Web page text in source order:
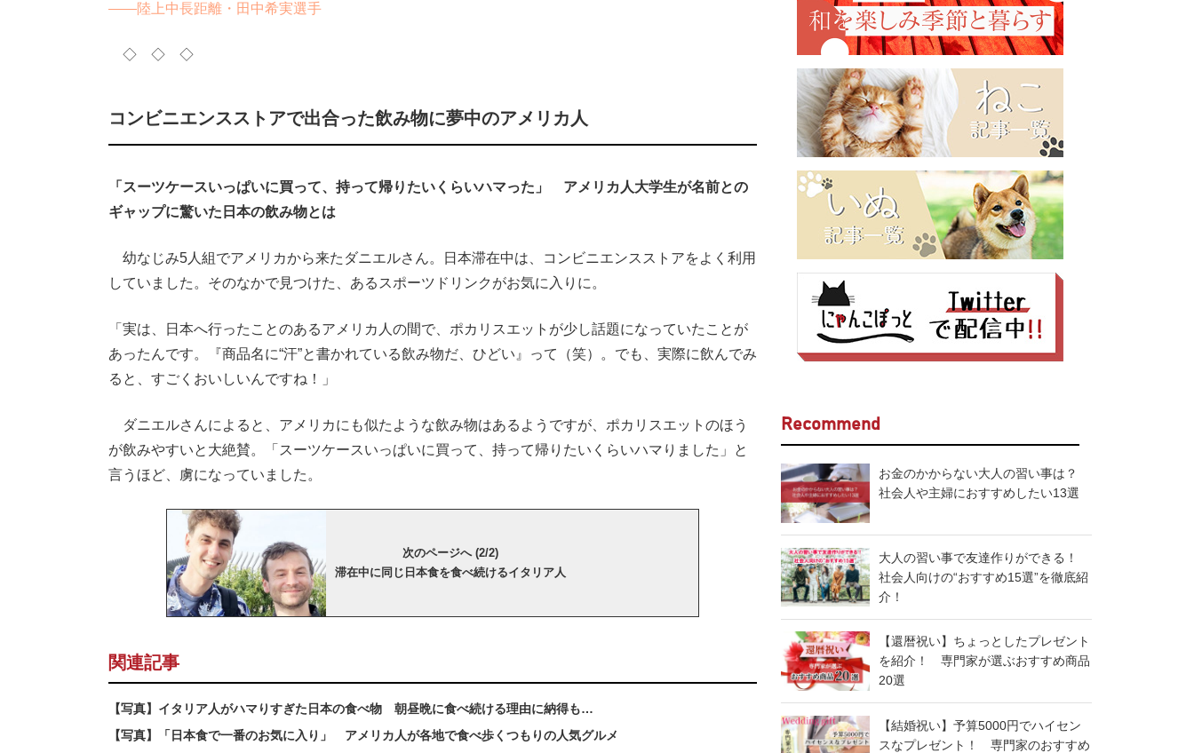
――陸上中長距離・田中希実選手
◇ ◇ ◇
コンビニエンスストアで出合った飲み物に夢中のアメリカ人
「スーツケースいっぱいに買って、持って帰りたいくらいハマった」 アメリカ人大学生が名前との
ギャップに驚いた日本の飲み物とは
幼なじみ5人組でアメリカから来たダニエルさん。日本滞在中は、コンビニエンスストアをよく利用
していました。そのなかで見つけた、あるスポーツドリンクがお気に入りに。
「実は、日本へ行ったことのあるアメリカ人の間で、ポカリスエットが少し話題になっていたことが
あったんです。『商品名に“汗”と書かれている飲み物だ、ひどい』って（笑）。でも、実際に飲んでみ
ると、すごくおいしいんですね！」
ダニエルさんによると、アメリカにも似たような飲み物はあるようですが、ポカリスエットのほう
が飲みやすいと大絶賛。「スーツケースいっぱいに買って、持って帰りたいくらいハマりました」と
言うほど、虜になっていました。
次のページへ (2/2)
滞在中に同じ日本食を食べ続けるイタリア人
関連記事
【写真】イタリア人がハマりすぎた日本の食べ物 朝昼晩に食べ続ける理由に納得も…
【写真】「日本食で一番のお気に入り」 アメリカ人が各地で食べ歩くつもりの人気グルメ
Recommend
お金のかからない大人の習い事は？
社会人や主婦におすすめしたい13選
大人の習い事で友達作りができる！
社会人向けの“おすすめ15選”を徹底紹
介！
【還暦祝い】ちょっとしたプレゼント
を紹介！ 専門家が選ぶおすすめ商品
20選
【結婚祝い】予算5000円でハイセン
スなプレゼント！ 専門家のおすすめ